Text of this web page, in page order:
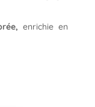
enrichie en